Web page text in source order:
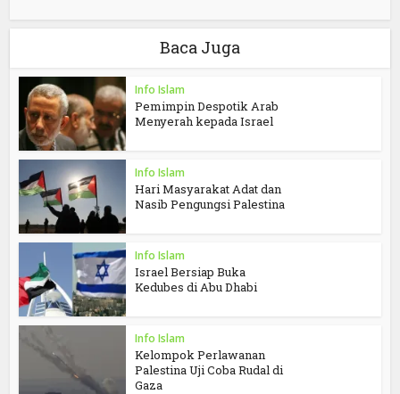
Baca Juga
Info Islam
Pemimpin Despotik Arab
Menyerah kepada Israel
Info Islam
Hari Masyarakat Adat dan
Nasib Pengungsi Palestina
Info Islam
Israel Bersiap Buka
Kedubes di Abu Dhabi
Info Islam
Kelompok Perlawanan
Palestina Uji Coba Rudal di
Gaza